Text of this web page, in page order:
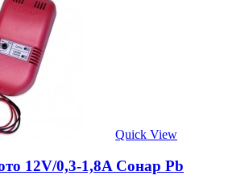
Quick View
12V/0,3-1,8A Сонар Pb